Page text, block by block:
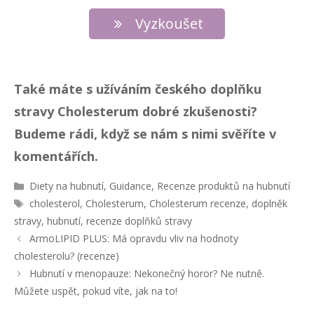
Vyzkoušet
Také máte s užíváním českého doplňku
stravy Cholesterum dobré zkušenosti?
Budeme rádi, když se nám s nimi svěříte v
komentářích.
R
u
r
i
k
y
Diety na hubnutí, Guidance, Recenze produktů na hubnutí
Š
t
t
k
y
cholesterol, Cholesterum, Cholesterum recenze, doplněk
stravy, hubnutí, recenze doplňků stravy
N
a
g
ArmoLIPID PLUS: Má opravdu vliv na hodnoty
cholesterolu? (recenze)
Hubnutí v menopauze: Nekonečný horor? Ne nutně.
Můžete uspět, pokud víte, jak na to!